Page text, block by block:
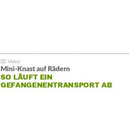
Mini-Knast auf Rädern
SO LÄUFT EIN
GEFANGENENTRANSPORT AB